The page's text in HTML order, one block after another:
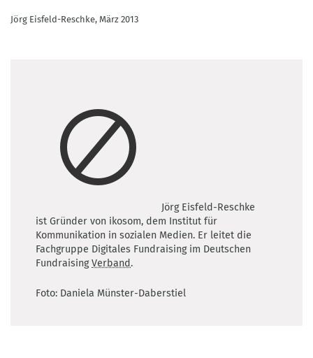
Jörg Eisfeld-Reschke, März 2013
Jörg Eisfeld-Reschke
ist Gründer von ikosom, dem Institut für
Kommunikation in sozialen Medien. Er leitet die
Fachgruppe Digitales Fundraising im Deutschen
FundraisingVerband.
Foto: Daniela Münster-Daberstiel